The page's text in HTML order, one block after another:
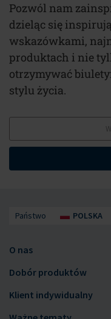
Pozwól nam
dzieląc się
wskazówkami,
produktach i nie
otrzymywać
stylu życia.
Państwo POLSKA
O nas
Dobór produktów
Klient indywidualny